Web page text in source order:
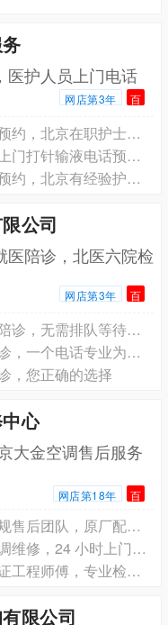
医护人员上门电话
网店第3年 百
北京在职护士上门输液港维护电话预约，北京在职护士上门更换鼻饲管胃管电话预约，北京在职护士上门更换尿管电话预约
快手北京丰台家庭移动护理站护士上门打针输液电话预约 专业服务 收费合理
北京有经验护士上门褥疮处理电话预约，北京有经验护士上门气切患者护理电话预约，北京有经验护士上门吸痰排痰护理电话预约
公司
医陪诊，北医六院检
网店第3年 百
北京北医六院三甲医院专业代挂号陪诊，无需排队等待，轻松就诊
北京北医六院老年患者专属就医陪诊，一个电话专业为您服务
，您正确的选择
心
大金空调售后服务
网店第18年 百
北京宣武区大金空调清洗价格，正规售后团队，原厂配件质量有保障
北京怀柔县大金空调加氟，大金空调维修，24 小时上门服务
北京延庆县大金空调维修电话，持证工程师傅，专业检测定位故障
限公司